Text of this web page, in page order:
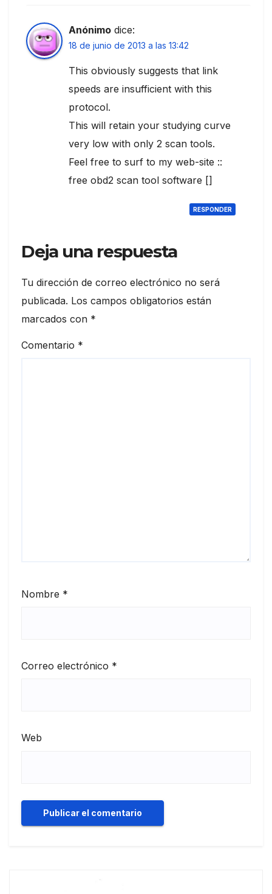
Anónimo dice:
18 de junio de 2013 a las 13:42
This obviously suggests that link
speeds are insufficient with this
protocol.
This will retain your studying curve
very low with only 2 scan tools.
Feel free to surf to my web-site ::
free obd2 scan tool software []
RESPONDER
Deja una respuesta
Tu dirección de correo electrónico no será
publicada. Los campos obligatorios están
marcados con *
Comentario *
Nombre *
Correo electrónico *
Web